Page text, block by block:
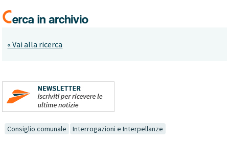
« Vai alla ricerca
Consiglio comunale Interrogazioni e Interpellanze